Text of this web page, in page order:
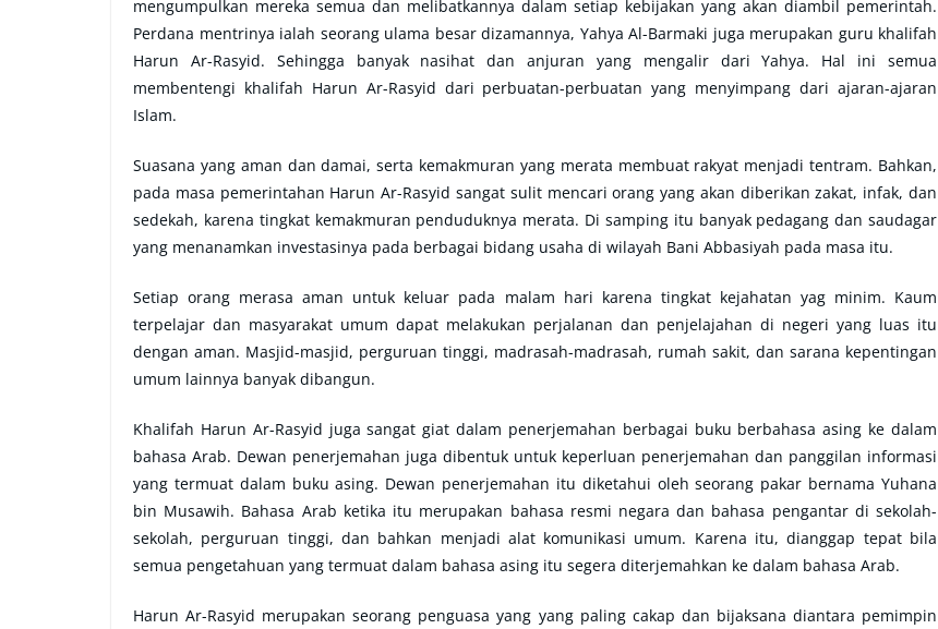
mengumpulkan mereka semua dan melibatkannya dalam setiap kebijakan yang akan diambil pemerintah.
Perdana mentrinya ialah seorang ulama besar dizamannya, Yahya Al-Barmaki juga merupakan guru khalifah
Harun Ar-Rasyid. Sehingga banyak nasihat dan anjuran yang mengalir dari Yahya. Hal ini semua
membentengi khalifah Harun Ar-Rasyid dari perbuatan-perbuatan yang menyimpang dari ajaran-ajaran
Islam.
Suasana yang aman dan damai, serta kemakmuran yang merata membuat rakyat menjadi tentram. Bahkan,
pada masa pemerintahan Harun Ar-Rasyid sangat sulit mencari orang yang akan diberikan zakat, infak, dan
sedekah, karena tingkat kemakmuran penduduknya merata. Di samping itu banyak pedagang dan saudagar
yang menanamkan investasinya pada berbagai bidang usaha di wilayah Bani Abbasiyah pada masa itu.
Setiap orang merasa aman untuk keluar pada malam hari karena tingkat kejahatan yag minim. Kaum
terpelajar dan masyarakat umum dapat melakukan perjalanan dan penjelajahan di negeri yang luas itu
dengan aman. Masjid-masjid, perguruan tinggi, madrasah-madrasah, rumah sakit, dan sarana kepentingan
umum lainnya banyak dibangun.
Khalifah Harun Ar-Rasyid juga sangat giat dalam penerjemahan berbagai buku berbahasa asing ke dalam
bahasa Arab. Dewan penerjemahan juga dibentuk untuk keperluan penerjemahan dan panggilan informasi
yang termuat dalam buku asing. Dewan penerjemahan itu diketahui oleh seorang pakar bernama Yuhana
bin Musawih. Bahasa Arab ketika itu merupakan bahasa resmi negara dan bahasa pengantar di sekolah-
sekolah, perguruan tinggi, dan bahkan menjadi alat komunikasi umum. Karena itu, dianggap tepat bila
semua pengetahuan yang termuat dalam bahasa asing itu segera diterjemahkan ke dalam bahasa Arab.
Harun Ar-Rasyid merupakan seorang penguasa yang yang paling cakap dan bijaksana diantara pemimpin